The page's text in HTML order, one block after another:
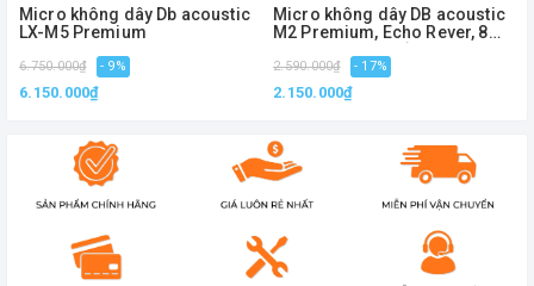
Micro không dây Db acoustic
LX-M5 Premium
6.750.000₫ - 9%
6.150.000₫
Micro không dây DB acoustic
M2 Premium, Echo Rever, 8
2.590.000₫ - 17%
2.150.000₫